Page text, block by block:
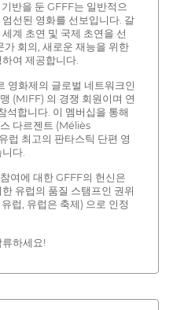
반을 둔 GFFF는 일반적으
선된 영화를 선보입니다. 갈
계 초연 및 국제 초연을 선
가 회의, 새로운 재능을 위한
여 제공합니다.
영화제의 글로벌 네트워크인
(MIFF) 의 경쟁 회원이며 연
석합니다. 이 멤버십을 통해
다르젠트 (Méliès
럽 최고의 판타스틱 단편 영
다.
여에 대한 GFFF의 헌신은
유럽의 품질 스탬프인 권위
럽, 유럽은 축제) 으로 인정
하세요!